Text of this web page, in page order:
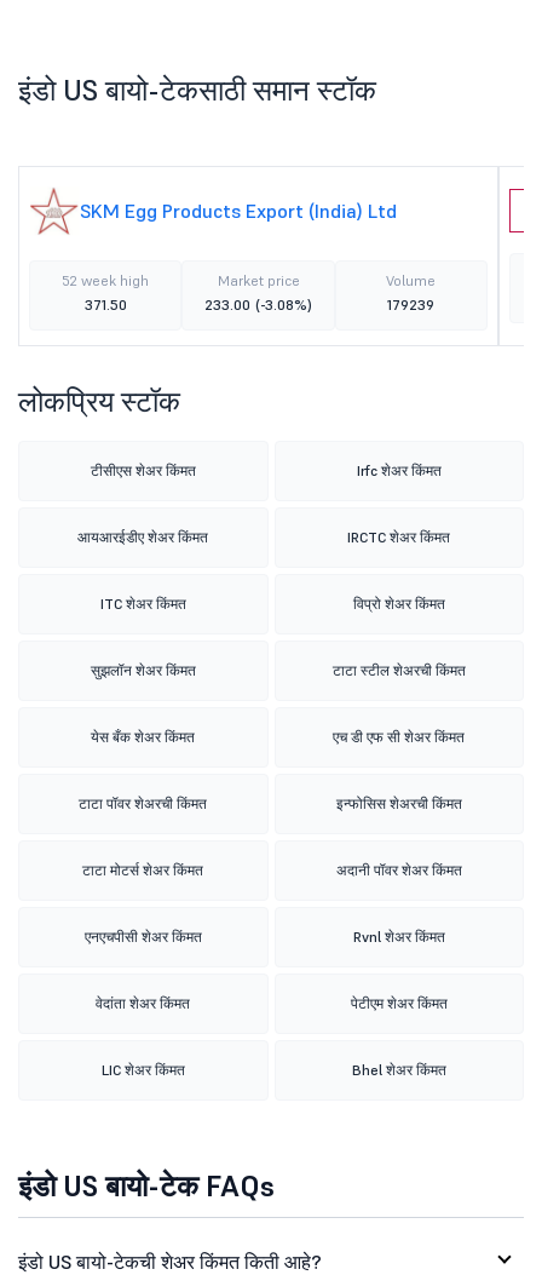
इंडो US बायो-टेकसाठी समान स्टॉक
SKM Egg Products Export (India) Ltd
52 week high
371.50
Market price
233.00 (-3.08%)
Volume
179239
लोकप्रिय स्टॉक
टीसीएस शेअर किंमत Irfc शेअर किंमत
आयआरईडीए शेअर किंमत IRCTC शेअर किंमत
ITC शेअर किंमत विप्रो शेअर किंमत
सुझलॉन शेअर किंमत टाटा स्टील शेअरची किंमत
येस बँक शेअर किंमत एच डी एफ सी शेअर किंमत
टाटा पॉवर शेअरची किंमत इन्फोसिस शेअरची किंमत
टाटा मोटर्स शेअर किंमत अदानी पॉवर शेअर किंमत
एनएचपीसी शेअर किंमत Rvnl शेअर किंमत
वेदांता शेअर किंमत पेटीएम शेअर किंमत
LIC शेअर किंमत Bhel शेअर किंमत
इंडो US बायो-टेक FAQs
इंडो US बायो-टेकची शेअर किंमत किती आहे?